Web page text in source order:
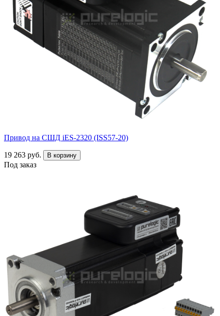
Привод на СШД iES-2320 (ISS57-20)
19 263 руб. В корзину
Под заказ